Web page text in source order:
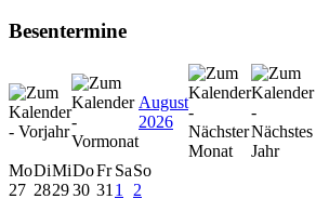
Besentermine
August
2026
MoDiMiDoFr SaSo
27 282930 31 1
2